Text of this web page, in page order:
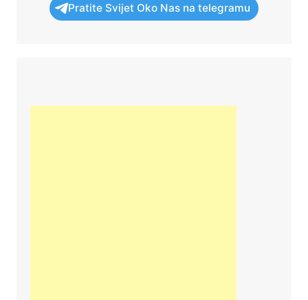
Pratite Svijet Oko Nas na telegramu